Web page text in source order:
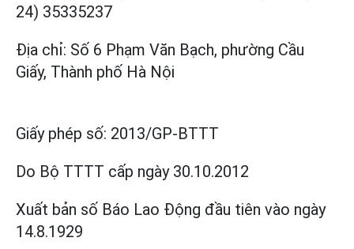
24) 35335237
Địa chỉ: Số 6 Phạm Văn Bạch, phường Cầu
Giấy, Thành phố Hà Nội
Giấy phép số: 2013/GP-BTTT
Do Bộ TTTT cấp ngày 30.10.2012
Xuất bản số Báo Lao Động đầu tiên vào ngày
14.8.1929